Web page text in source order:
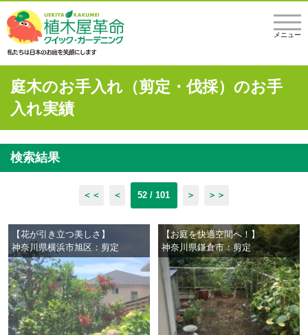
メニュー
庭木のお手入れ（剪定・伐採）のお手
入れ実績
検索結果
＜＜ ＜ 52 / 101 ＞ ＞＞
【花が引き立つ美しさ】
神奈川県横浜市旭区：剪定
【お庭を快適空間へ！】
神奈川県鎌倉市：剪定